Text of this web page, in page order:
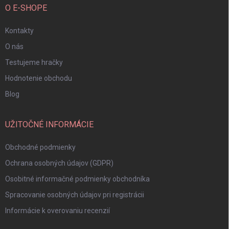
O E-SHOPE
Kontakty
O nás
Testujeme hračky
Hodnotenie obchodu
Blog
UŽITOČNÉ INFORMÁCIE
Obchodné podmienky
Ochrana osobných údajov (GDPR)
Osobitné informačné podmienky obchodníka
Spracovanie osobných údajov pri registrácii
Informácie k overovaniu recenzií